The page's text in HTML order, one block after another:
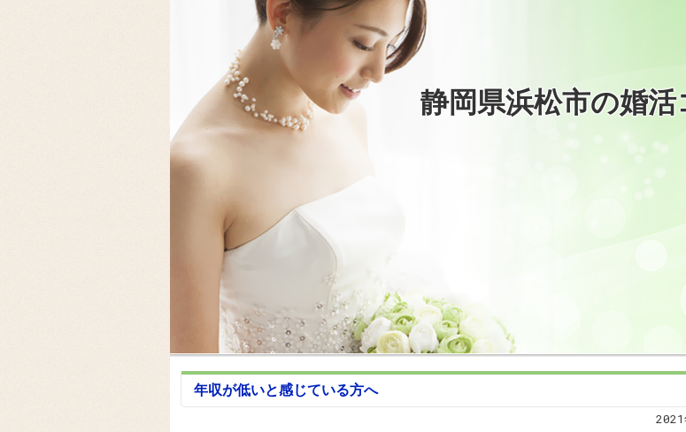
静岡県浜松市の婚
年収が低いと感じている方へ